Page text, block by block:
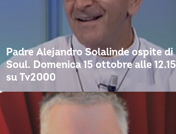
Padre Alejandro Solalinde ospite di
Soul. Domenica 15 ottobre alle 12.15
su Tv2000